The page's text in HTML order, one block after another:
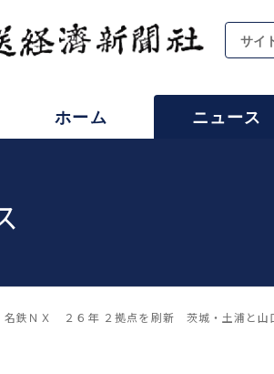
ホーム ニュース
名鉄ＮＸ ２６年 ２拠点を刷新 茨城・土浦と山